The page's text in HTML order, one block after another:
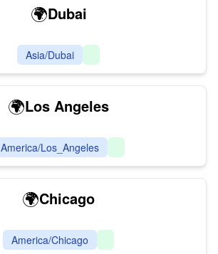
🌍Dubai
Asia/Dubai
🌍Los Angeles
America/Los_Angeles
🌍Chicago
America/Chicago